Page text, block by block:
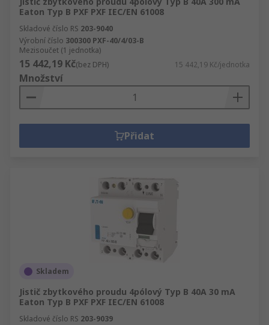
Eaton Typ B PXF PXF IEC/EN 61008
Skladové číslo RS 203-9040
Výrobní číslo 300300 PXF-40/4/03-B
Mezisoučet (1 jednotka)
15 442,19 Kč(bez DPH) 15 442,19 Kč/jednotka
Množství
Přidat
Skladem
Jistič zbytkového proudu 4pólový Typ B 40A 30 mA
Eaton Typ B PXF PXF IEC/EN 61008
Skladové číslo RS 203-9039